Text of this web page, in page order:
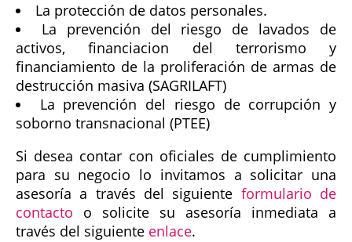
La protección de datos personales.
La prevención del riesgo de lavados de
activos, financiacion del terrorismo y
financiamiento de la proliferación de armas de
destrucción masiva (SAGRILAFT)
La prevención del riesgo de corrupción y
soborno transnacional (PTEE)
Si desea contar con oficiales de cumplimiento
para su negocio lo invitamos a solicitar una
asesoría a través del siguiente formulario de
contacto o solicite su asesoría inmediata a
través del siguiente enlace.